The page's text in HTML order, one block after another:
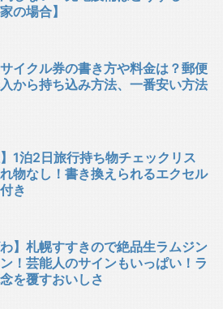
の場合】
イクル券の書き方や料金は？郵便
から持ち込み方法、一番安い方法
】1泊2日旅行持ち物チェックリス
れ物なし！書き換えられるエクセル
き
わ】札幌すすきので絶品生ラムジン
！芸能人のサインもいっぱい！ラ
を覆すおいしさ